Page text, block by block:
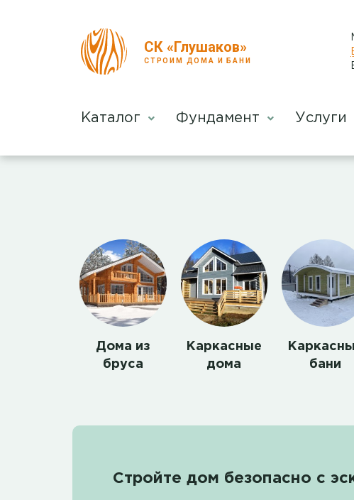
СК «Глушаков»
СТРОИМ ДОМА И БАНИ
Каталог Фундамент Услуги
Дома из
бруса
Каркасные
дома
бани
Стройте дом безопасно с